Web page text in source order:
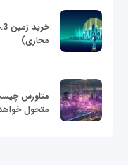
مجازی)
متاورس
متحول